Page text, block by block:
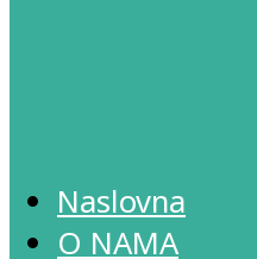
Naslovna
O NAMA